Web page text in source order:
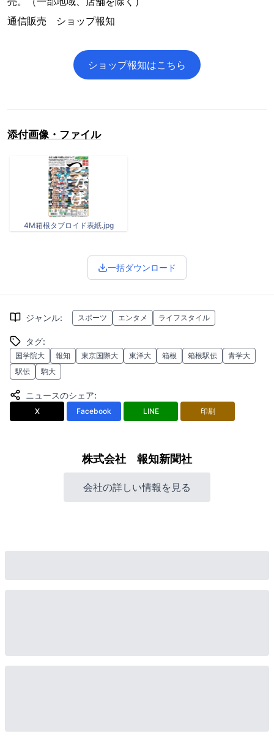
通信販売 ショップ報知
ショップ報知はこちら
添付画像・ファイル
4M箱根タブロイド表紙.jpg
一括ダウンロード
ジャンル: スポーツ エンタメ ライフスタイル
タグ:
国学院大 報知 東京国際大 東洋大 箱根 箱根駅伝
青学大
駅伝
駒大
ニュースのシェア:
X Facebook LINE 印刷
株式会社 報知新聞社
会社の詳しい情報を見る